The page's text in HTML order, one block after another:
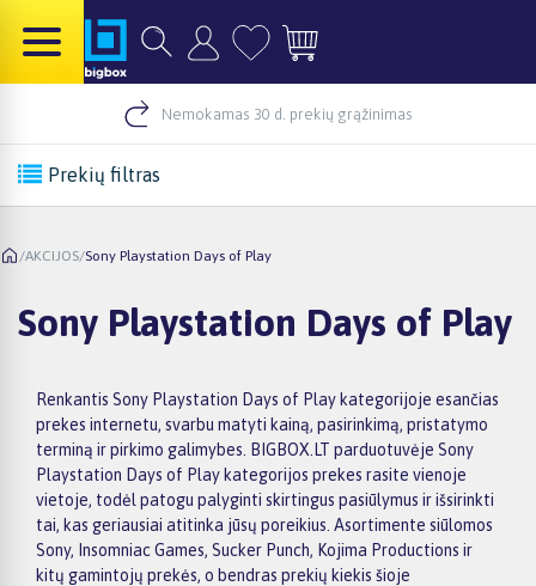
Nemokamas 30 d. prekių grąžinimas
Prekių filtras
/AKCIJOS/Sony Playstation Days of Play
Sony Playstation Days of Play
Renkantis Sony Playstation Days of Play kategorijoje esančias
prekes internetu, svarbu matyti kainą, pasirinkimą, pristatymo
terminą ir pirkimo galimybes. BIGBOX.LT parduotuvėje Sony
Playstation Days of Play kategorijos prekes rasite vienoje
vietoje, todėl patogu palyginti skirtingus pasiūlymus ir išsirinkti
tai, kas geriausiai atitinka jūsų poreikius. Asortimente siūlomos
Sony, Insomniac Games, Sucker Punch, Kojima Productions ir
kitų gamintojų prekės, o bendras prekių kiekis šioje